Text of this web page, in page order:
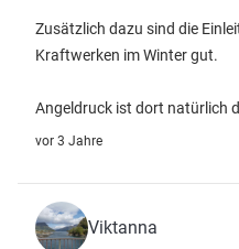
Zusätzlich dazu sind die
Kraftwerken im Winter gut.
Angeldruck ist dort natürlich
vor 3 Jahre
Viktanna